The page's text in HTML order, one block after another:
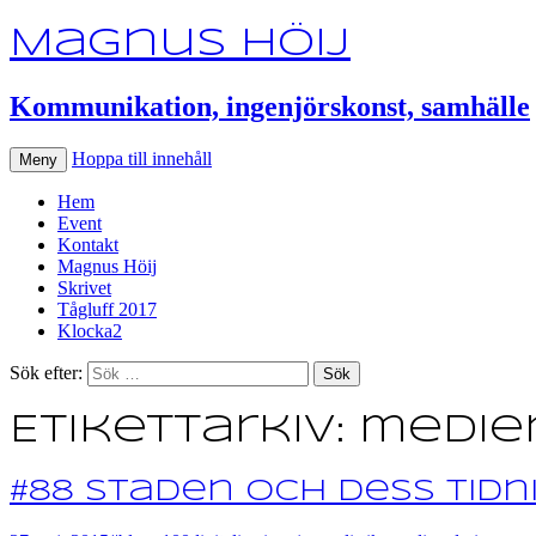
Magnus Höij
Kommunikation, ingenjörskonst, samhälle
Meny Hoppa till innehåll
Hem
Event
Kontakt
Magnus Höij
Skrivet
Tågluff 2017
Klocka2
Sök efter:
Etikettarkiv:
#88 Staden och dess